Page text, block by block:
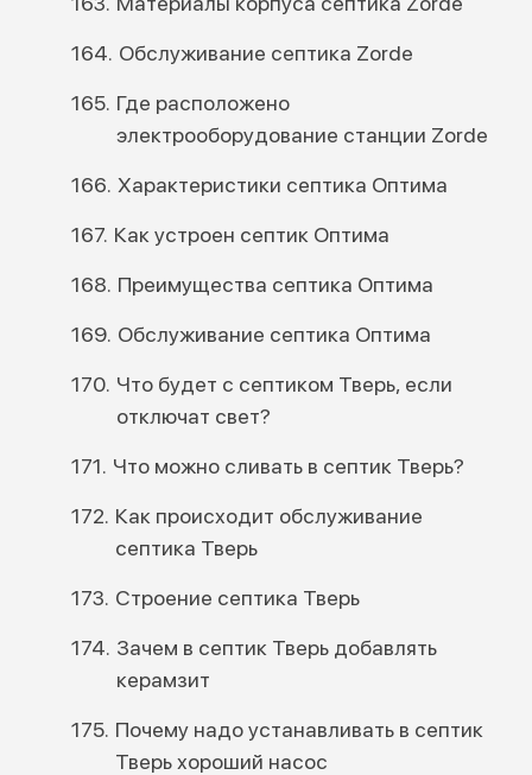
Обслуживание септика Zorde
Где расположено
электрооборудование станции Zorde
Характеристики септика Оптима
Как устроен септик Оптима
Преимущества септика Оптима
Обслуживание септика Оптима
Что будет с септиком Тверь, если
отключат свет?
Что можно сливать в септик Тверь?
Как происходит обслуживание
септика Тверь
Строение септика Тверь
Зачем в септик Тверь добавлять
керамзит
Почему надо устанавливать в септик
Тверь хороший насос